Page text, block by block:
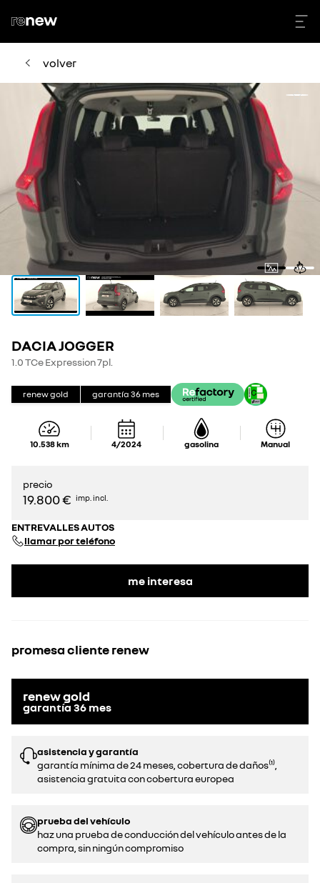
volver
DACIA JOGGER
1.0 TCe Expression 7pl.
renew gold garantía 36 mes
10.538km 4/2024 gasolina Manual
precio
19.800 € imp. incl.
ENTREVALLES AUTOS
llamar por teléfono
me interesa
promesa cliente renew
renew gold
garantía 36 mes
asistencia y garantía
garantía mínima de 24 meses, cobertura de daños⁽¹⁾,
asistencia gratuita con cobertura europea
prueba del vehículo
haz una prueba de conducción del vehículo antes de la
compra, sin ningún compromiso